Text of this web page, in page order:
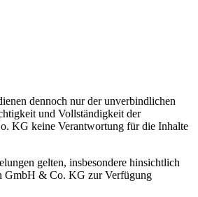
dennoch nur der unverbindlichen
und Vollständigkeit der
KG keine Verantwortung für die Inhalte
gelten, insbesondere hinsichtlich
GmbH & Co. KG zur Verfügung